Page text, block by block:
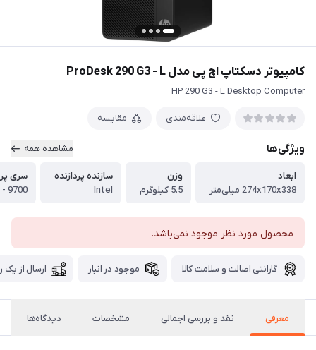
کامپیوتر دسکتاپ اچ پی مدل ProDesk 290 G3 - L
HP 290 G3 - L Desktop Computer
علاقه‌مندی مقایسه
ویژگی‌ها مشاهده همه
ابعاد
274x170x338 میلی‌متر
وزن
5.5 کیلو‌گرم
سازنده پردازنده
Intel
سری
9700
محصول مورد نظر موجود نمی‌باشد.
گارانتی اصالت و سلامت کالا موجود در انبار ارسال از یک
معرفی نقد و بررسی اجمالی مشخصات دیدگاه‌ها